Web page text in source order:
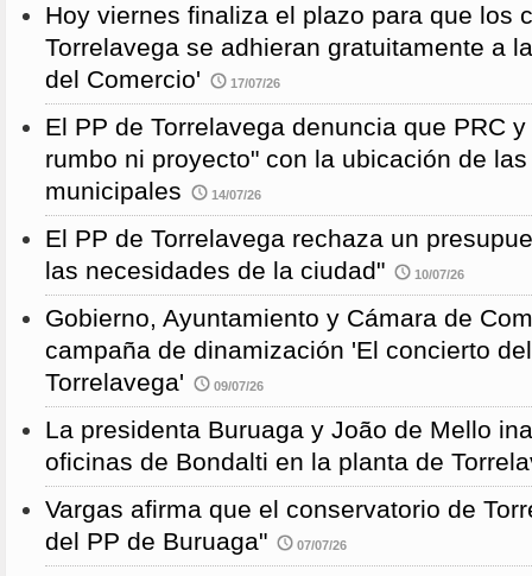
Hoy viernes finaliza el plazo para que los
Torrelavega se adhieran gratuitamente a
del Comercio'
17/07/26
El PP de Torrelavega denuncia que PRC
rumbo ni proyecto" con la ubicación de
municipales
14/07/26
El PP de Torrelavega rechaza un
las necesidades de la ciudad"
10/07/26
Gobierno, Ayuntamiento y Cámara de
campaña de dinamización 'El concierto
Torrelavega'
09/07/26
La presidenta Buruaga y João de Mello
oficinas de Bondalti en la planta de
Vargas afirma que el conservatorio de
del PP de Buruaga"
07/07/26